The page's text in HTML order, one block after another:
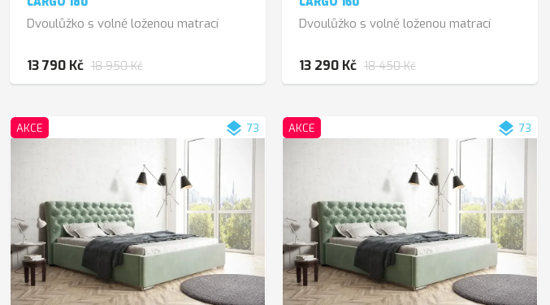
Dvoulůžko s volně loženou matrací
13 790 Kč 18 950 Kč
Dvoulůžko s volně loženou matrací
13 290 Kč 18 450 Kč
AKCE layers 73 AKCE layers 73